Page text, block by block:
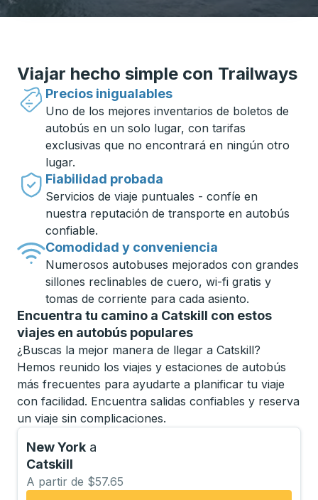
Viajar hecho simple con Trailways
Precios inigualables
Uno de los mejores inventarios de boletos de
autobús en un solo lugar, con tarifas
exclusivas que no encontrará en ningún otro
lugar.
Fiabilidad probada
Servicios de viaje puntuales - confíe en
nuestra reputación de transporte en autobús
confiable.
Comodidad y conveniencia
Numerosos autobuses mejorados con grandes
sillones reclinables de cuero, wi-fi gratis y
tomas de corriente para cada asiento.
Encuentra tu camino a Catskill con estos
viajes en autobús populares
¿Buscas la mejor manera de llegar a Catskill?
Hemos reunido los viajes y estaciones de autobús
más frecuentes para ayudarte a planificar tu viaje
con facilidad. Encuentra salidas confiables y reserva
un viaje sin complicaciones.
New York a
Catskill
A partir de $57.65